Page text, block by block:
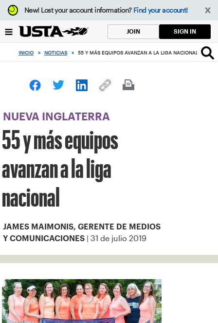
Enfoque
desde
botón
volver
principio
New!Lost your account information? Find your account!
JOIN SIGN IN
INICIO > NOTICIAS > 55 Y MÁS EQUIPOS AVANZAN A LA LIGA NACIONAL
NUEVA INGLATERRA
55 y más equipos
avanzan a la liga
nacional
JAMES MAIMONIS, GERENTE DE MEDIOS
Y COMUNICACIONES | 31 de julio 2019